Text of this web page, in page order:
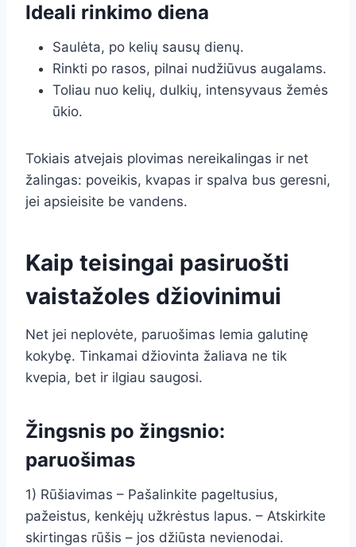
Ideali rinkimo diena
Saulėta, po kelių sausų dienų.
Rinkti po rasos, pilnai nudžiūvus augalams.
Toliau nuo kelių, dulkių, intensyvaus žemės
ūkio.
Tokiais atvejais plovimas nereikalingas ir net
žalingas: poveikis, kvapas ir spalva bus geresni,
jei apsieisite be vandens.
Kaip teisingai pasiruošti
vaistažoles džiovinimui
Net jei neplovėte, paruošimas lemia galutinę
kokybę. Tinkamai džiovinta žaliava ne tik
kvepia, bet ir ilgiau saugosi.
Žingsnis po žingsnio:
paruošimas
1) Rūšiavimas – Pašalinkite pageltusius,
pažeistus, kenkėjų užkrėstus lapus. – Atskirkite
skirtingas rūšis – jos džiūsta nevienodai.